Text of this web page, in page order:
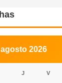
agosto 2026
J V